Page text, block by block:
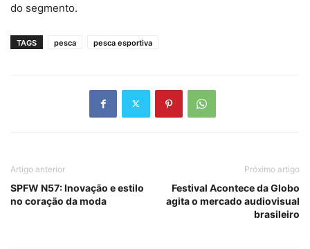
do segmento.
TAGS pesca pesca esportiva
Artigo anterior
SPFW N57: Inovação e estilo
no coração da moda
Próximo artigo
Festival Acontece da Globo
agita o mercado audiovisual
brasileiro